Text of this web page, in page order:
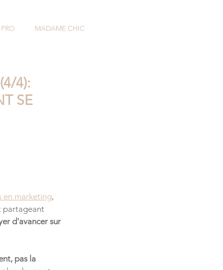
MADAME CHIC
4):
SE
en marketing,
partageant
d'avancer sur
pas la